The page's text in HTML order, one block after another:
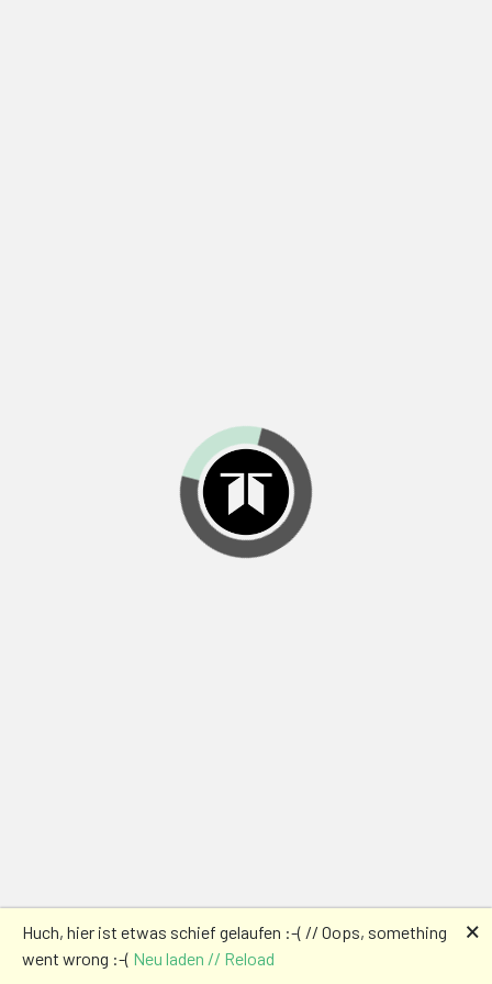
Huch, hier ist etwas schief gelaufen :-( // Oops, something
went wrong :-( Neu laden // Reload
🗙